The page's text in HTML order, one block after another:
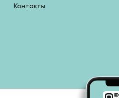
Контакты